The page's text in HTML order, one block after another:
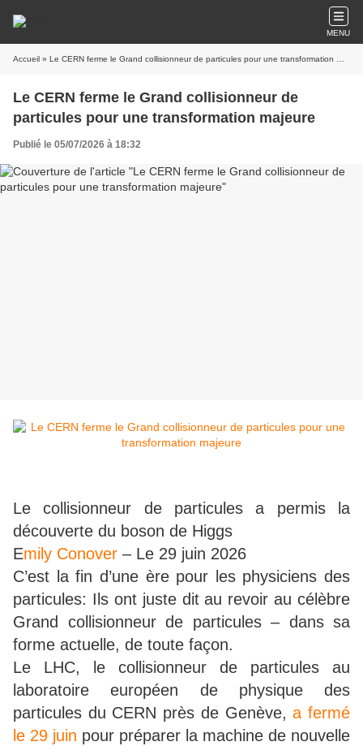
MENU
Accueil » Le CERN ferme le Grand collisionneur de particules pour une transformation majeure
Le CERN ferme le Grand collisionneur de
particules pour une transformation majeure
Publié le 05/07/2026 à 18:32
Le collisionneur de particules a permis la
découverte du boson de Higgs
Emily Conover – Le 29 juin 2026
C’est la fin d’une ère pour les physiciens des
particules: Ils ont juste dit au revoir au célèbre
Grand collisionneur de particules – dans sa
forme actuelle, de toute façon.
Le LHC, le collisionneur de particules au
laboratoire européen de physique des
particules du CERN près de Genève,a fermé
le 29 juin pour préparer la machine de nouvelle